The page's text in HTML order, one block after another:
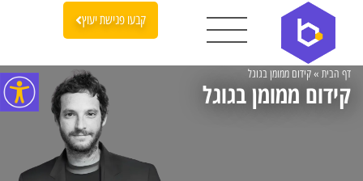
קבעו פגישת יעוץ
דף הבית »קידום ממומן בגוגל
קידום ממומן בגוגל